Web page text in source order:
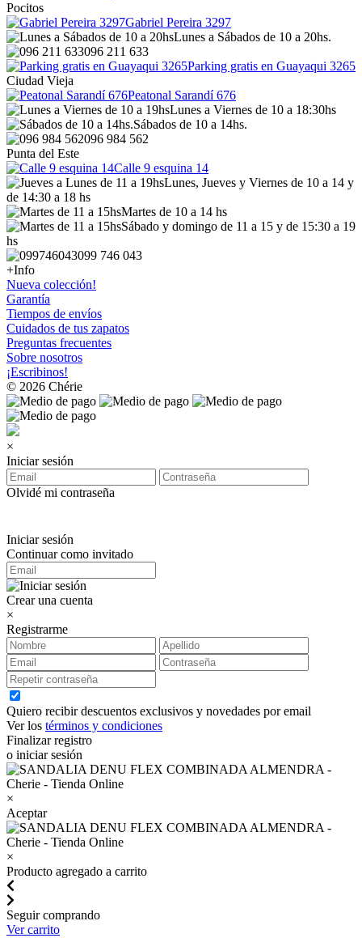
Pocitos
Gabriel Pereira 3297
Lunes a Sábados de 10 a 20hs.
096 211 633
Parking gratis en Guayaqui 3265
Ciudad Vieja
Peatonal Sarandí 676
Lunes a Viernes de 10 a 18:30hs
Sábados de 10 a 14hs.
096 984 562
Punta del Este
Calle 9 esquina 14
Lunes, Jueves y Viernes de 10 a 14 y
de 14:30 a 18 hs
Martes de 10 a 14 hs
Sábado y domingo de 11 a 15 y de 15:30 a 19
hs
099 746 043
+Info
Nueva colección!
Garantía
Tiempos de envíos
Cuidados de tus zapatos
Preguntas frecuentes
Sobre nosotros
¡Escribinos!
© 2026 Chérie
×
Iniciar sesión
Olvidé mi contraseña
Iniciar sesión
Continuar como invitado
Crear una cuenta
×
Registrarme
Quiero recibir descuentos exclusivos y novedades por email
Ver los términos y condiciones
Finalizar registro
o iniciar sesión
×
Aceptar
×
Producto agregado a carrito
Seguir comprando
Ver carrito